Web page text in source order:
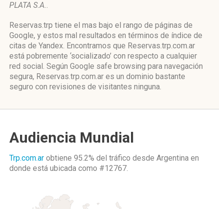
PLATA S.A..
Reservas.trp tiene el mas bajo el rango de páginas de
Google, y estos mal resultados en términos de índice de
citas de Yandex. Encontramos que Reservas.trp.com.ar
está pobremente ‘socializado’ con respecto a cualquier
red social. Según Google safe browsing para navegación
segura, Reservas.trp.com.ar es un dominio bastante
seguro con revisiones de visitantes ninguna.
Audiencia Mundial
Trp.com.ar obtiene 95.2% del tráfico desde Argentina en
donde está ubicada como #12767.